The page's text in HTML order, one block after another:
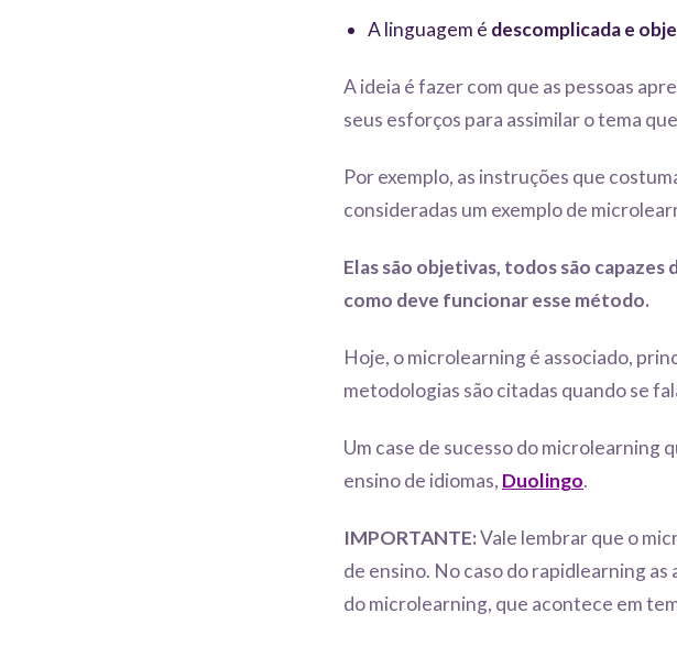
A linguagem é descomplicada e
A ideia é fazer com que as pessoas
seus esforços para assimilar o tema
Por exemplo, as instruções que
consideradas um exemplo de
Elas são objetivas, todos são
como deve funcionar esse método.
Hoje, o microlearning é associado,
metodologias são citadas quando se
Um case de sucesso do microlearning
ensino de idiomas, Duolingo.
IMPORTANTE:Vale lembrar que o
de ensino. No caso do rapidlearning as
do microlearning, que acontece em